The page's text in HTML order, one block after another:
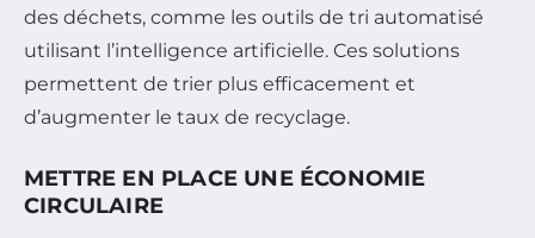
des déchets, comme les outils de tri automatisé
utilisant l’intelligence artificielle. Ces solutions
permettent de trier plus efficacement et
d’augmenter le taux de recyclage.
METTRE EN PLACE UNE ÉCONOMIE
CIRCULAIRE